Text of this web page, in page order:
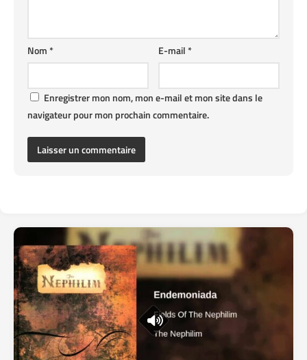
E-mail*
Nom*
Enregistrer mon nom, mon e-mail et mon site dans le
navigateur pour mon prochain commentaire.